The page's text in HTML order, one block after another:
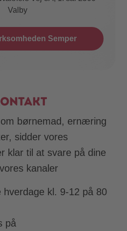
Valby
Semper
børnemad, ernæring
sidder vores
klar til at svare på dine
kanaler
hverdage kl. 9-12 på 80
på